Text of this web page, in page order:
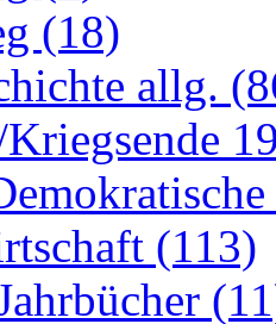
(18)
allg.
(113)